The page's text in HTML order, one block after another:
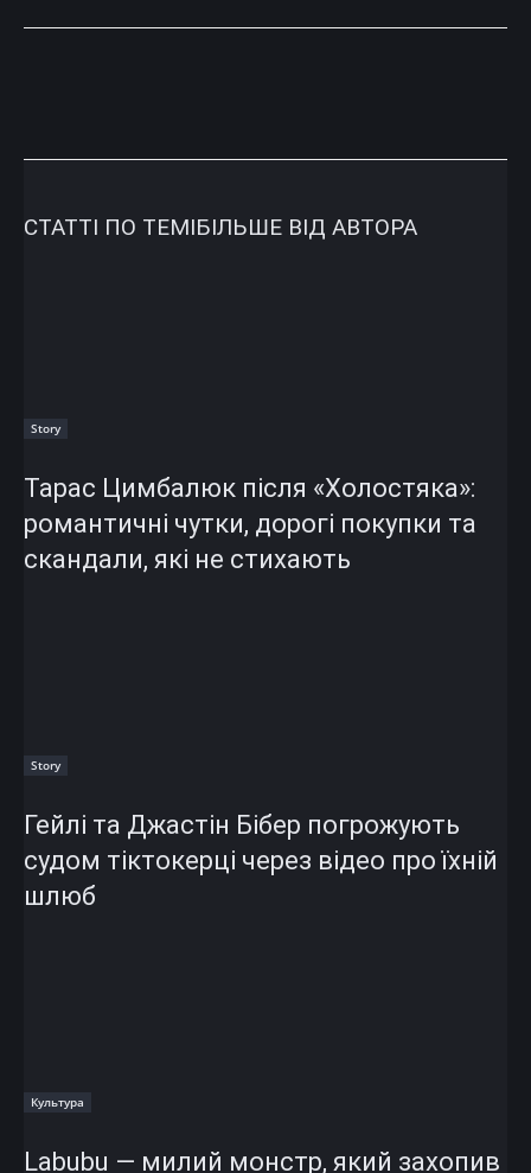
СТАТТІ ПО ТЕМІБІЛЬШЕ ВІД АВТОРА
Story
Тарас Цимбалюк після «Холостяка»:
романтичні чутки, дорогі покупки та
скандали, які не стихають
Story
Гейлі та Джастін Бібер погрожують
судом тіктокерці через відео про їхній
шлюб
Культура
Labubu — милий монстр, який захопив